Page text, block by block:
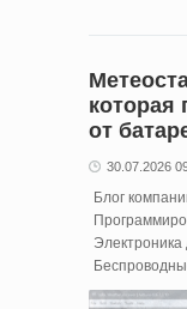
которая
от
30.07.2026
Блог